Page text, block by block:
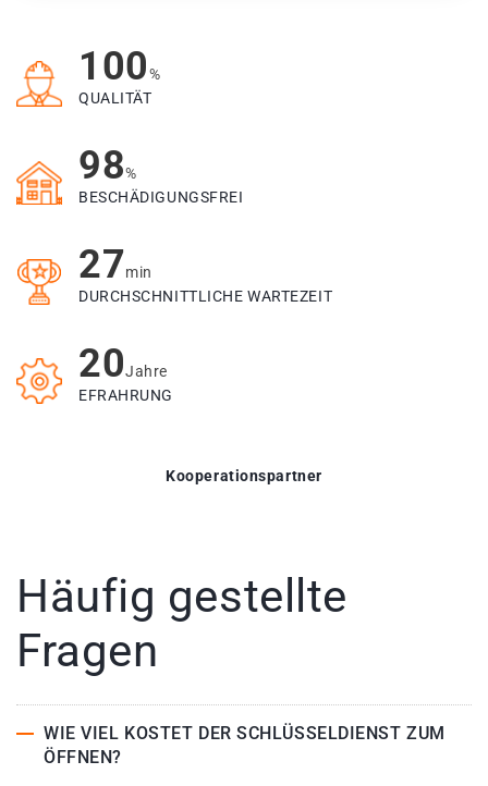
100%
QUALITÄT
98%
BESCHÄDIGUNGSFREI
27min
DURCHSCHNITTLICHE WARTEZEIT
20Jahre
EFRAHRUNG
Kooperationspartner
Häufig gestellte
Fragen
WIE VIEL KOSTET DER SCHLÜSSELDIENST ZUM
ÖFFNEN?